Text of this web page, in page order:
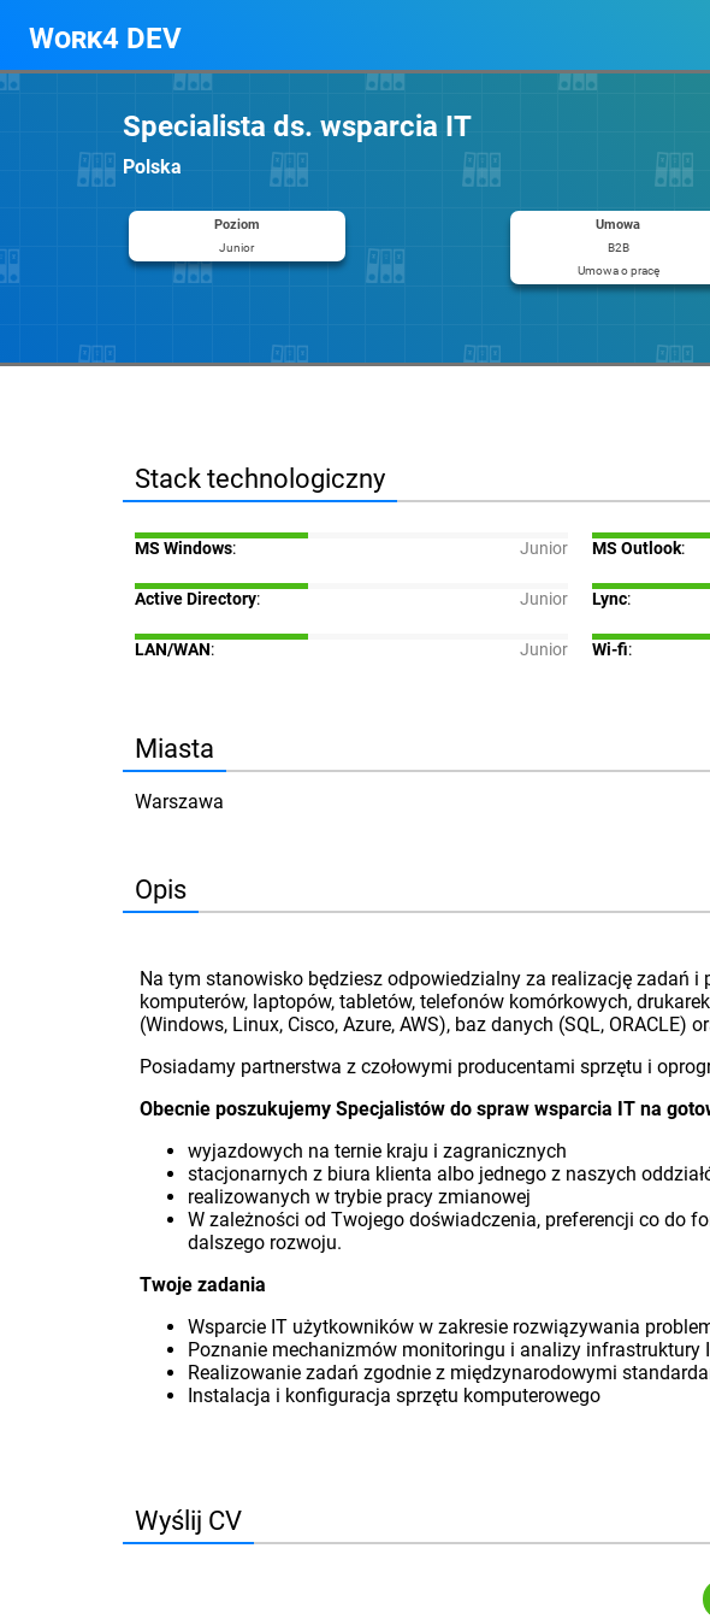
Work4 DEV
Specialista ds. wsparcia IT
Polska
Poziom
Junior
Umowa
B2B
Umowa o pracę
Stack technologiczny
MS Windows: Junior MS Outlook:
Active Directory: Junior Lync:
LAN/WAN: Junior Wi-fi:
Miasta
Warszawa
Opis
Na tym stanowisko będziesz odpowiedzialny za realizację zadań
komputerów, laptopów, tabletów, telefonów komórkowych,
(Windows, Linux, Cisco, Azure, AWS), baz danych (SQL, ORACLE)
Posiadamy partnerstwa z czołowymi producentami sprzętu i
Obecnie poszukujemy Specjalistów do spraw wsparcia IT na
wyjazdowych na ternie kraju i zagranicznych
stacjonarnych z biura klienta albo jednego z naszych
realizowanych w trybie pracy zmianowej
W zależności od Twojego doświadczenia, preferencji co do
dalszego rozwoju.
Twoje zadania
Wsparcie IT użytkowników w zakresie rozwiązywania
Poznanie mechanizmów monitoringu i analizy infrastruktury
Realizowanie zadań zgodnie z międzynarodowymi
Instalacja i konfiguracja sprzętu komputerowego
Wyślij CV